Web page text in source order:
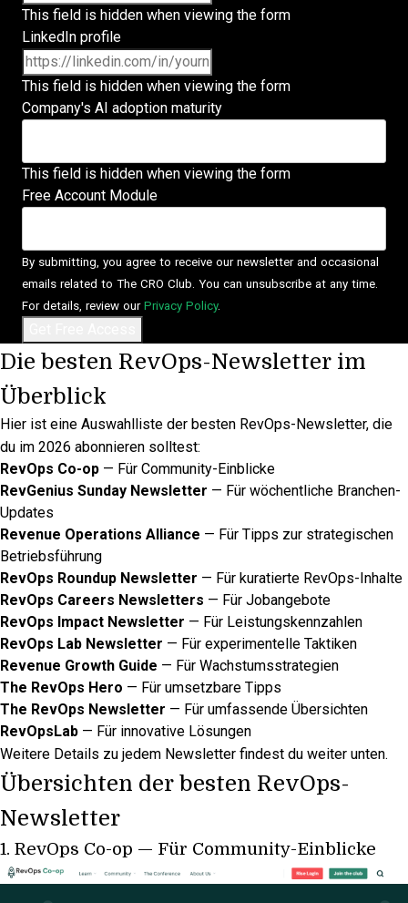
This field is hidden when viewing the form
LinkedIn profile
This field is hidden when viewing the form
Company's AI adoption maturity
This field is hidden when viewing the form
Free Account Module
By submitting, you agree to receive our newsletter and occasional
emails related to The CRO Club. You can unsubscribe at any time.
For details, review our Privacy Policy.
Die besten RevOps-Newsletter im
Überblick
Hier ist eine Auswahlliste der besten RevOps-Newsletter, die
du im 2026 abonnieren solltest:
RevOps Co-op — Für Community-Einblicke
RevGenius Sunday Newsletter — Für wöchentliche Branchen-
Updates
Revenue Operations Alliance — Für Tipps zur strategischen
Betriebsführung
RevOps Roundup Newsletter — Für kuratierte RevOps-Inhalte
RevOps Careers Newsletters — Für Jobangebote
RevOps Impact Newsletter — Für Leistungskennzahlen
RevOps Lab Newsletter — Für experimentelle Taktiken
Revenue Growth Guide — Für Wachstumsstrategien
The RevOps Hero — Für umsetzbare Tipps
The RevOps Newsletter — Für umfassende Übersichten
RevOpsLab — Für innovative Lösungen
Weitere Details zu jedem Newsletter findest du weiter unten.
Übersichten der besten RevOps-
Newsletter
1. RevOps Co-op — Für Community-Einblicke